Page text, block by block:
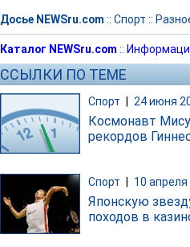
Досье NEWSru.com :: Спорт ::
Каталог NEWSru.com ::
ССЫЛКИ ПО ТЕМЕ
Спорт 24 июня
Космонавт
рекордов
Спорт 10 апреля
Японскую
походов в